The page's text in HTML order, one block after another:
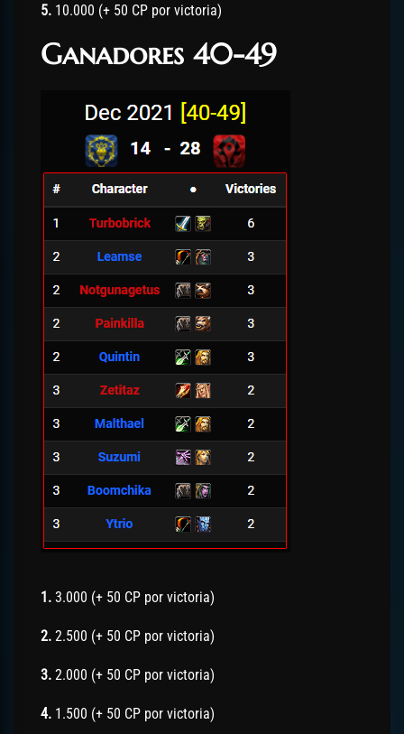
5. 10.000 (+ 50 CP por victoria)
Ganadores 40-49
1. 3.000 (+ 50 CP por victoria)
2. 2.500 (+ 50 CP por victoria)
3. 2.000 (+ 50 CP por victoria)
4. 1.500 (+ 50 CP por victoria)